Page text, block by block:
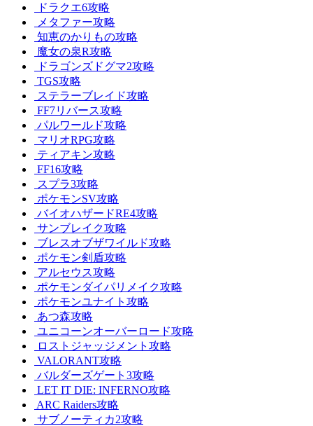
ドラクエ6攻略
メタファー攻略
知恵のかりもの攻略
魔女の泉R攻略
ドラゴンズドグマ2攻略
TGS攻略
ステラーブレイド攻略
FF7リバース攻略
パルワールド攻略
マリオRPG攻略
ティアキン攻略
FF16攻略
スプラ3攻略
ポケモンSV攻略
バイオハザードRE4攻略
サンブレイク攻略
ブレスオブザワイルド攻略
ポケモン剣盾攻略
アルセウス攻略
ポケモンダイパリメイク攻略
ポケモンユナイト攻略
あつ森攻略
ユニコーンオーバーロード攻略
ロストジャッジメント攻略
VALORANT攻略
バルダーズゲート3攻略
LET IT DIE: INFERNO攻略
ARC Raiders攻略
サブノーティカ2攻略